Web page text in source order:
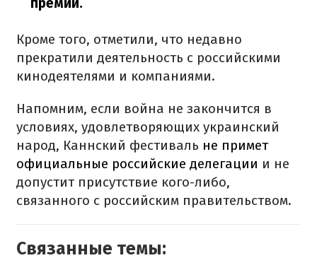
премии.
Кроме того, отметили, что недавно
прекратили деятельность с российскими
кинодеятелями и компаниями.
Напомним, если война не закончится в
условиях, удовлетворяющих украинский
народ, Каннский фестиваль не примет
официальные российские делегации и не
допустит присутствие кого-либо,
связанного с российским правительством.
Связанные темы: